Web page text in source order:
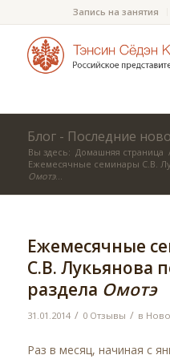
Запись на занятия
Блог - Последние
Вы здесь: Домашняя страница
Ежемесячные семинары С.В.
Омотэ...
Ежемесячные
С.В. Лукьянова
раздела Омотэ
31.01.2014 / 0 Отзывы / в
Раз в месяц, начиная с